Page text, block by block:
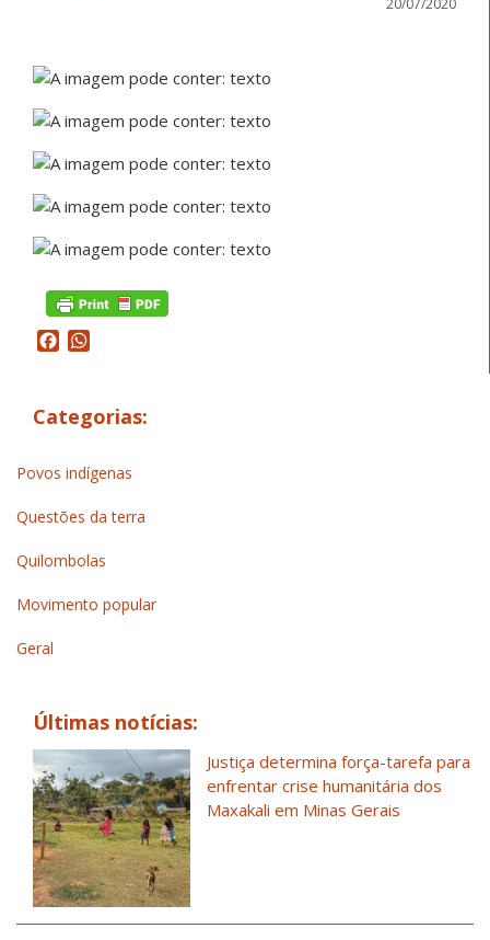
Facebook
Categorias:
Povos indígenas
Questões da terra
Quilombolas
Movimento popular
Geral
Últimas notícias:
Justiça determina força-tarefa para
enfrentar crise humanitária dos
Maxakali em Minas Gerais